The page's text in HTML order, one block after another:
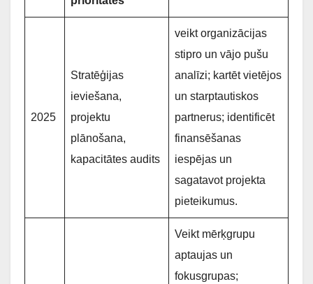
2025
Stratēģijas
ieviešana,
projektu
plānošana,
kapacitātes audits
veikt organizācijas
stipro un vājo pušu
analīzi; kartēt vietējos
un starptautiskos
partnerus; identificēt
finansēšanas
iespējas un
sagatavot projekta
pieteikumus.
Veikt mērķgrupu
aptaujas un
fokusgrupas;